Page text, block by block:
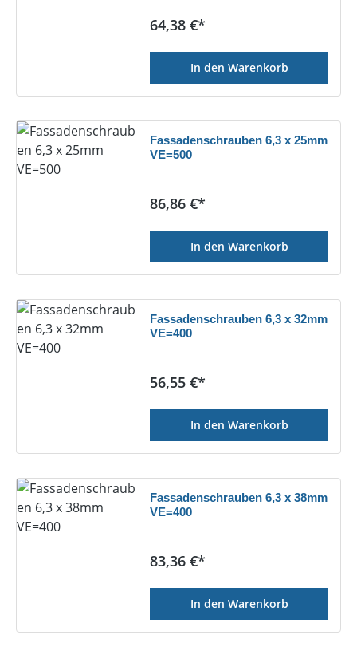
Regulärer Preis:
64,38 €*
In den Warenkorb
Fassadenschrauben 6,3 x 25mm
VE=500
Regulärer Preis:
86,86 €*
In den Warenkorb
Fassadenschrauben 6,3 x 32mm
VE=400
Regulärer Preis:
56,55 €*
In den Warenkorb
Fassadenschrauben 6,3 x 38mm
VE=400
Regulärer Preis:
83,36 €*
In den Warenkorb